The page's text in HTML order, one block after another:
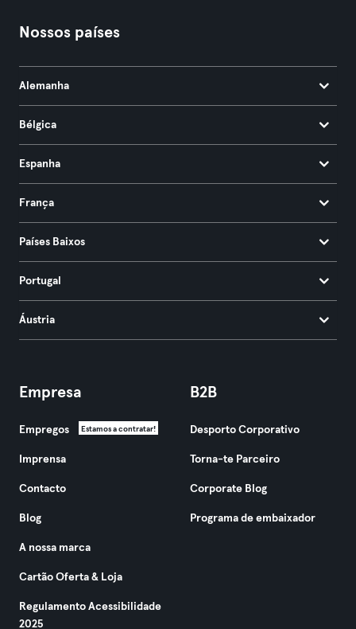
Nossos países
Alemanha
Bélgica
Espanha
França
Países Baixos
Portugal
Áustria
Empresa
Empregos Estamos a contratar!
Imprensa
Contacto
Blog
A nossa marca
Cartão Oferta & Loja
Regulamento Acessibilidade
2025
B2B
Desporto Corporativo
Torna-te Parceiro
Corporate Blog
Programa de embaixador